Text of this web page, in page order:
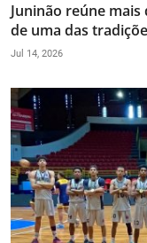
Juninão reúne mais
de uma das
Jul 14, 2026